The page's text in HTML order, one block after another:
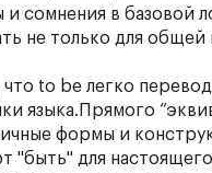
сомнения в базовой
не только для
что to be легко
языка.Прямого
формы и
"быть" для